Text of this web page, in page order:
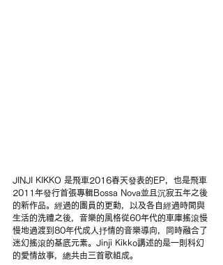
JINJI KIKKO 是飛車2016春天發表的EP，也是飛車
2011年發行首張專輯Bossa Nova並且沉寂五年之後
的新作品。經過的團員的更動，以及各自經過時間與
生活的洗禮之後，音樂的風格從60年代的車庫搖滾慢
慢地過渡到80年代成人抒情的音樂導向，同時融合了
迷幻搖滾的基底元素。Jinji Kikko講述的是一則科幻
的愛情故事，總共由三首歌組成。